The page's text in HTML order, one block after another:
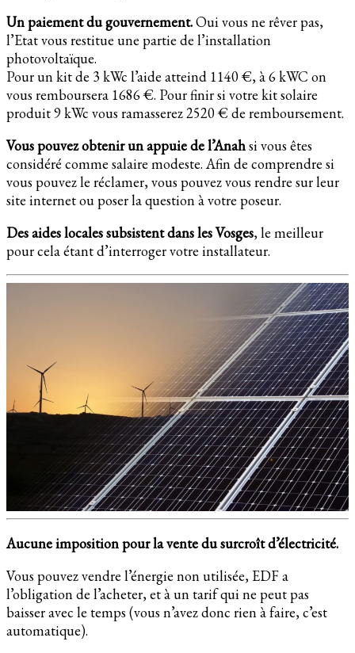
Un paiement du gouvernement.Oui vous ne rêver pas,
l’Etat vous restitue une partie de l’installation
photovoltaïque.
Pour un kit de 3 kWc l’aide atteind 1140 €, à 6 kWC on
vous remboursera 1686 €. Pour finir si votre kit solaire
produit 9 kWc vous ramasserez 2520 € de remboursement.
Vous pouvez obtenir un appuie de l’Anahsi vous êtes
considéré comme salaire modeste. Afin de comprendre si
vous pouvez le réclamer, vous pouvez vous rendre sur leur
site internet ou poser la question à votre poseur.
Des aides locales subsistent dans les Vosges, le meilleur
pour cela étant d’interroger votre installateur.
Aucune imposition pour la vente du surcroît d’électricité.
Vous pouvez vendre l’énergie non utilisée, EDF a
l’obligation de l’acheter, et à un tarif qui ne peut pas
baisser avec le temps (vous n’avez donc rien à faire, c’est
automatique).